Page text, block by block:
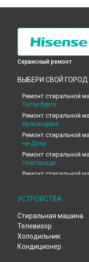
Сервисный ремонт
ВЫБЕРИ СВОЙ ГОРОД
Ремонт стиральной
Петербурге
Ремонт стиральной
Краснодаре
Ремонт стиральной
на-Дону
Ремонт стиральной
Новгороде
Ремонт стиральной
Ремонт стиральной
Челябинске
Ремонт стиральной
Екатеринбурге
Ремонт стиральной
Ремонт стиральной
УСТРОЙСТВА
Стиральная машина
Телевизор
Холодильник
Кондиционер